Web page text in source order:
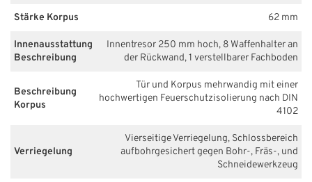
Stärke Korpus 62 mm
Innenausstattung
Beschreibung
Innentresor 250 mm hoch, 8 Waffenhalter an
der Rückwand, 1 verstellbarer Fachboden
Beschreibung
Korpus
Tür und Korpus mehrwandig mit einer
hochwertigen Feuerschutzisolierung nach DIN
4102
Verriegelung
Vierseitige Verriegelung, Schlossbereich
aufbohrgesichert gegen Bohr-, Fräs-, und
Schneidewerkzeug